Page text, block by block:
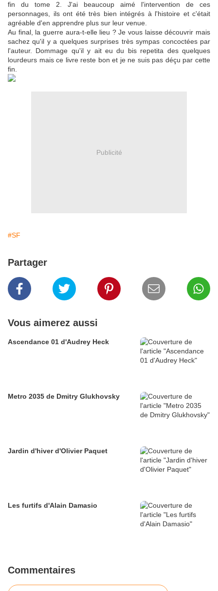
fin du tome 2. J'ai beaucoup aimé l'intervention de ces
personnages, ils ont été très bien intégrés à l'histoire et c'était
agréable d'en apprendre plus sur leur venue.
Au final, la guerre aura-t-elle lieu ? Je vous laisse découvrir mais
sachez qu'il y a quelques surprises très sympas concoctées par
l'auteur. Dommage qu'il y ait eu du bis repetita des quelques
lourdeurs mais ce livre reste bon et je ne suis pas déçu par cette
fin.
Publicité
#SF
Partager
Vous aimerez aussi
Ascendance 01 d'Audrey Heck
Metro 2035 de Dmitry Glukhovsky
Jardin d'hiver d'Olivier Paquet
Les furtifs d'Alain Damasio
Commentaires